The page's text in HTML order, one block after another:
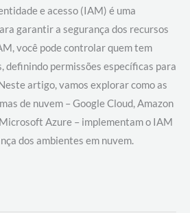
e acesso (IAM) é uma
garantir a segurança dos recursos
você pode controlar quem tem
definindo permissões específicas para
artigo, vamos explorar como as
de nuvem – Google Cloud, Amazon
Azure – implementam o IAM
dos ambientes em nuvem.